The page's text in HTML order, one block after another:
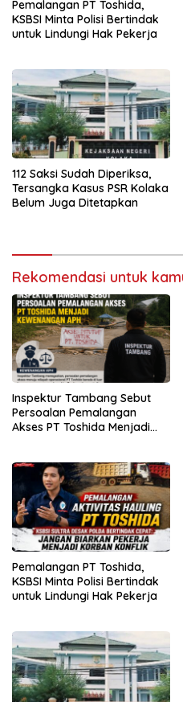
Pemalangan PT Toshida,
KSBSI Minta Polisi Bertindak
untuk Lindungi Hak Pekerja
112 Saksi Sudah Diperiksa,
Tersangka Kasus PSR Kolaka
Belum Juga Ditetapkan
Rekomendasi untuk
Inspektur Tambang Sebut
Persoalan Pemalangan
Akses PT Toshida Menjadi
Pemalangan PT Toshida,
KSBSI Minta Polisi Bertindak
untuk Lindungi Hak Pekerja